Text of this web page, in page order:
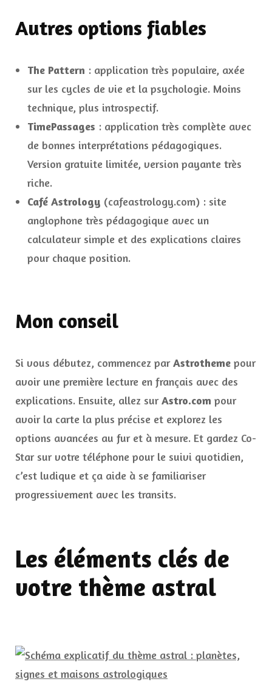
Autres options fiables
The Pattern : application très populaire, axée
sur les cycles de vie et la psychologie. Moins
technique, plus introspectif.
TimePassages : application très complète avec
de bonnes interprétations pédagogiques.
Version gratuite limitée, version payante très
riche.
Café Astrology (cafeastrology.com) : site
anglophone très pédagogique avec un
calculateur simple et des explications claires
pour chaque position.
Mon conseil
Si vous débutez, commencez parAstrotheme pour
avoir une première lecture en français avec des
explications. Ensuite, allez surAstro.com pour
avoir la carte la plus précise et explorez les
options avancées au fur et à mesure. Et gardez Co-
Star sur votre téléphone pour le suivi quotidien,
c’est ludique et ça aide à se familiariser
progressivement avec les transits.
Les éléments clés de
votre thème astral